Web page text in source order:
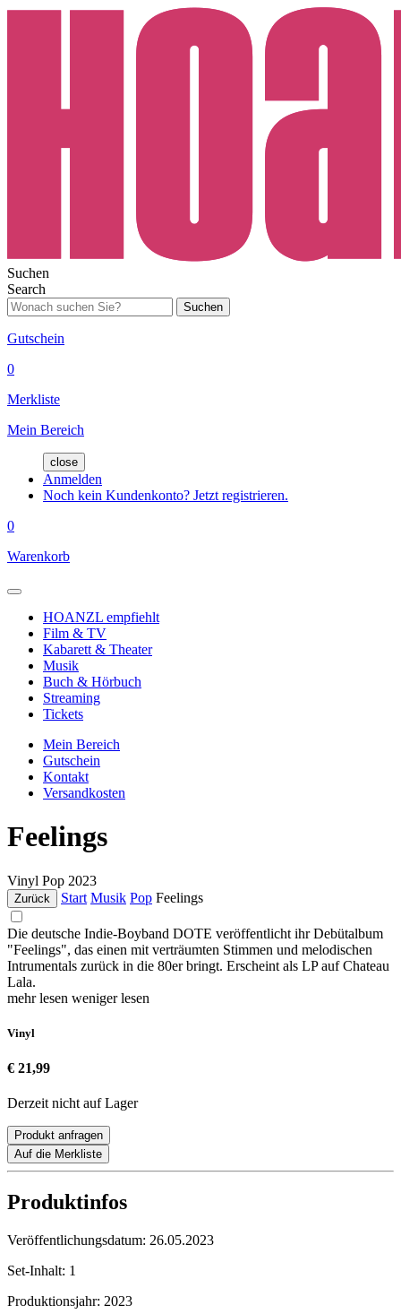
Suchen
Search
Suchen
Gutschein
0
Merkliste
Mein Bereich
close
Anmelden
Noch kein Kundenkonto? Jetzt registrieren.
0
Warenkorb
HOANZL empfiehlt
Film & TV
Kabarett & Theater
Musik
Buch & Hörbuch
Streaming
Tickets
Mein Bereich
Gutschein
Kontakt
Versandkosten
Feelings
Vinyl Pop 2023
Zurück Start Musik Pop Feelings
Die deutsche Indie-Boyband DOTE veröffentlicht ihr Debütalbum
"Feelings", das einen mit verträumten Stimmen und melodischen
Intrumentals zurück in die 80er bringt. Erscheint als LP auf Chateau
Lala.
mehr lesen weniger lesen
Vinyl
€ 21,99
Derzeit nicht auf Lager
Produkt anfragen
Auf die Merkliste
Produktinfos
Veröffentlichungsdatum: 26.05.2023
Set-Inhalt: 1
Produktionsjahr: 2023